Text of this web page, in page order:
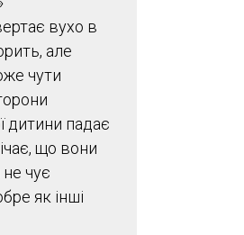
вухо в
але
чути
дитини падає
що вони
не чує
як інші